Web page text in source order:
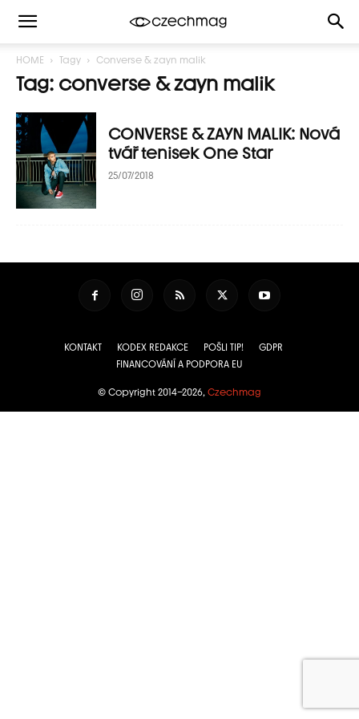
HOME Tagy Converse & zayn malik
Tag: converse & zayn malik
CONVERSE & ZAYN MALIK: Nová
tvář tenisek One Star
25/07/2018
KONTAKT KODEX REDAKCE POŠLI TIP!
GDPR
FINANCOVÁNÍ A PODPORA EU
© Copyright 2014–2026, Czechmag